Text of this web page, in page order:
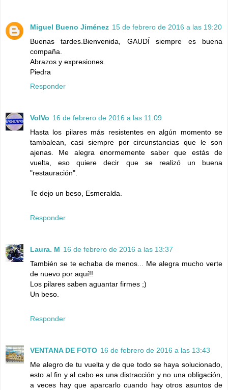
Miguel Bueno Jiménez 15 de febrero de 2016 a las 19:20
Buenas tardes.Bienvenida, GAUDÍ siempre es buena
compaña.
Abrazos y expresiones.
Piedra
Responder
VolVo 16 de febrero de 2016 a las 11:09
Hasta los pilares más resistentes en algún momento se
tambalean, casi siempre por circunstancias que le son
ajenas. Me alegra enormemente saber que estás de
vuelta, eso quiere decir que se realizó un buena
"restauración".
Te dejo un beso, Esmeralda.
Responder
Laura. M 16 de febrero de 2016 a las 13:37
También se te echaba de menos... Me alegra mucho verte
de nuevo por aquí!!
Los pilares saben aguantar firmes ;)
Un beso.
Responder
VENTANA DE FOTO 16 de febrero de 2016 a las 13:43
Me alegro de tu vuelta y de que todo se haya solucionado,
esto al fin y al cabo es una distracción y no una obligación,
a veces hay que aparcarlo cuando hay otros asuntos de